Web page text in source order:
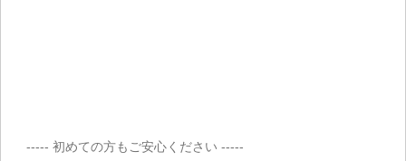
----- 初めての方もご安心ください -----